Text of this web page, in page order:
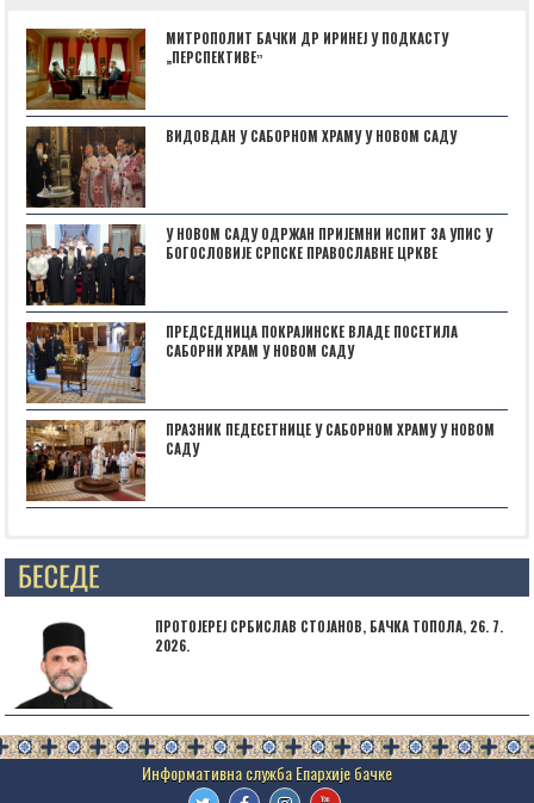
МИТРОПОЛИТ БАЧКИ ДР ИРИНЕЈ У ПОДКАСТУ
„ПЕРСПЕКТИВЕˮ
ВИДОВДАН У САБОРНОМ ХРАМУ У НОВОМ САДУ
У НОВОМ САДУ ОДРЖАН ПРИЈЕМНИ ИСПИТ ЗА УПИС У
БОГОСЛОВИЈЕ СРПСКЕ ПРАВОСЛАВНЕ ЦРКВЕ
ПРЕДСЕДНИЦА ПОКРАЈИНСКЕ ВЛАДЕ ПОСЕТИЛА
САБОРНИ ХРАМ У НОВОМ САДУ
ПРАЗНИК ПЕДЕСЕТНИЦЕ У САБОРНОМ ХРАМУ У НОВОМ
САДУ
Posts not found
ПРОТОЈЕРЕЈ СРБИСЛАВ СТОЈАНОВ, БАЧКА ТОПОЛА, 26. 7.
2026.